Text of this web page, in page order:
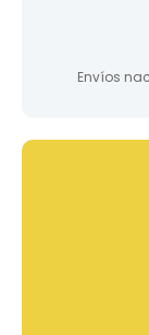
Envíos